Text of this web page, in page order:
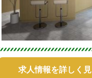
求人情報を詳しく